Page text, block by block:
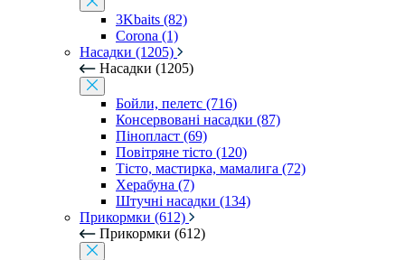
3Kbaits (82)
Corona (1)
Насадки (1205)
Насадки (1205)
Бойли, пелетс (716)
Консервовані насадки (87)
Пінопласт (69)
Повітряне тісто (120)
Тісто, мастирка, мамалига (72)
Херабуна (7)
Штучні насадки (134)
Прикормки (612)
Прикормки (612)